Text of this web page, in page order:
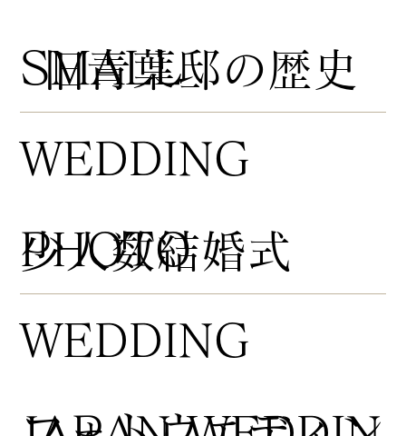
​旧青葉邸の歴史
​少人数結婚式
​SMALL
WEDDING
PHOTO
WEDDING